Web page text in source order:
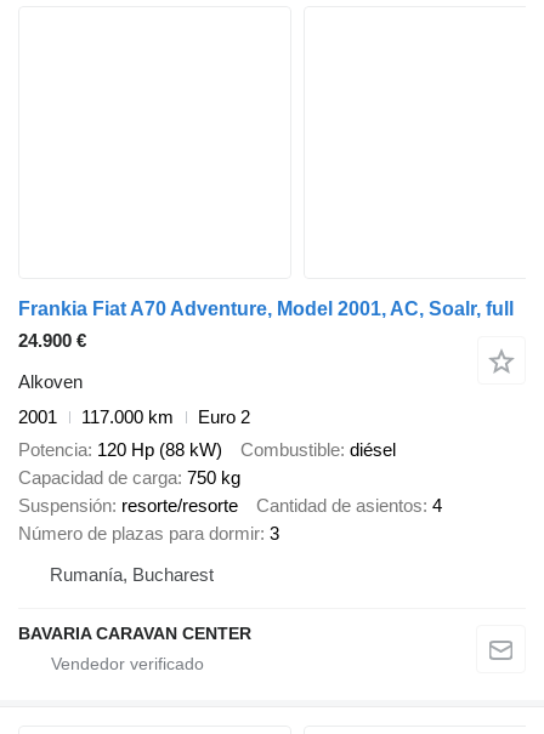
Frankia Fiat A70 Adventure, Model 2001, AC, Soalr, full
24.900 €
Alkoven
2001
117.000 km
Euro 2
Potencia 120 Hp (88 kW) Combustible diésel
Capacidad de carga 750 kg
Suspensión resorte/resorte Cantidad de asientos 4
Número de plazas para dormir 3
Rumanía, Bucharest
BAVARIA CARAVAN CENTER